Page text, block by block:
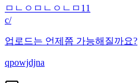
ㅁㄴㅇㅁㄴㅇㄴㅁ11
c/
업로드는 언제쯤 가능해질까요?
qpowjdjna